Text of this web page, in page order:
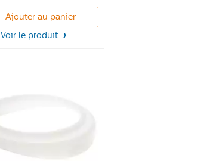
Ajouter au panier
Voir le produit